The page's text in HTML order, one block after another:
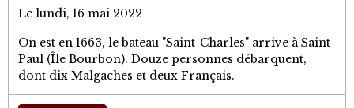
Le lundi, 16 mai 2022
On est en 1663, le bateau "Saint-Charles" arrive à Saint-
Paul (Île Bourbon). Douze personnes débarquent,
dont dix Malgaches et deux Français.